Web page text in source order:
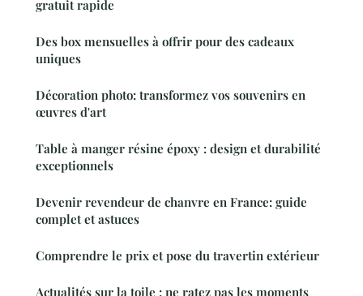
gratuit rapide
Des box mensuelles à offrir pour des cadeaux
uniques
Décoration photo: transformez vos souvenirs en
œuvres d'art
Table à manger résine époxy : design et durabilité
exceptionnels
Devenir revendeur de chanvre en France: guide
complet et astuces
Comprendre le prix et pose du travertin extérieur
Actualités sur la toile : ne ratez pas les moments